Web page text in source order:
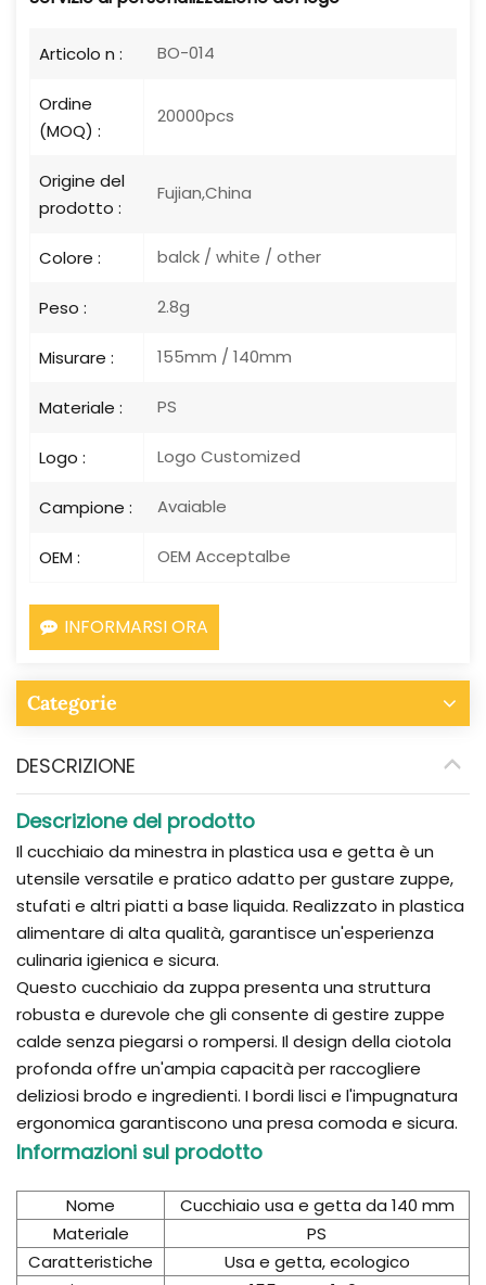
Articolo n : BO-014
Ordine
(MOQ) :
20000pcs
Origine del
prodotto :
Fujian,China
Colore : balck / white / other
Peso : 2.8g
Misurare : 155mm / 140mm
Materiale : PS
Logo : Logo Customized
Campione : Avaiable
OEM : OEM Acceptalbe
INFORMARSI ORA
Categorie
DESCRIZIONE
Descrizione del prodotto
Il cucchiaio da minestra in plastica usa e getta è un
utensile versatile e pratico adatto per gustare zuppe,
stufati e altri piatti a base liquida. Realizzato in plastica
alimentare di alta qualità, garantisce un'esperienza
culinaria igienica e sicura.
Questo cucchiaio da zuppa presenta una struttura
robusta e durevole che gli consente di gestire zuppe
calde senza piegarsi o rompersi. Il design della ciotola
profonda offre un'ampia capacità per raccogliere
deliziosi brodo e ingredienti. I bordi lisci e l'impugnatura
ergonomica garantiscono una presa comoda e sicura.
Informazioni sul prodotto
Nome
Cucchiaio usa e getta da 140 mm
Materiale
PS
Caratteristiche
Usa e getta, ecologico